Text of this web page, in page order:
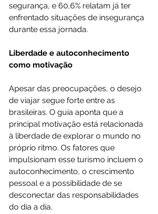
segurança, e 60,6% relatam já ter
enfrentado situações de insegurança
durante essa jornada.
Liberdade e autoconhecimento
como motivação
Apesar das preocupações, o desejo
de viajar segue forte entre as
brasileiras. O guia aponta que a
principal motivação está relacionada
à liberdade de explorar o mundo no
próprio ritmo. Os fatores que
impulsionam esse turismo incluem o
autoconhecimento, o crescimento
pessoal e a possibilidade de se
desconectar das responsabilidades
do dia a dia.